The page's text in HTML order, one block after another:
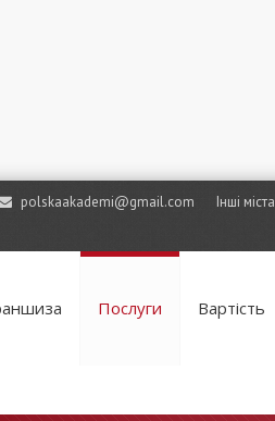
polskaakademi@gmail.com Інші міста
Послуги Вартість